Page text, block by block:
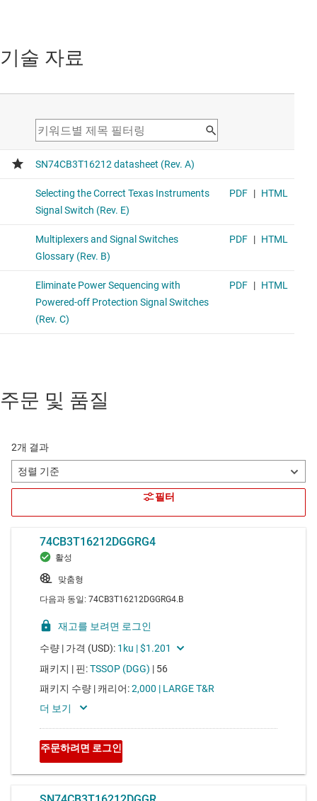
기술 자료
주문 및 품질